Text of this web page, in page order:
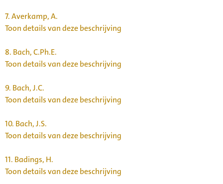
7.Averkamp, A.
Toon details van deze beschrijving
8. Bach, C.Ph.E.
Toon details van deze beschrijving
9. Bach, J.C.
Toon details van deze beschrijving
10. Bach, J.S.
Toon details van deze beschrijving
11. Badings, H.
Toon details van deze beschrijving